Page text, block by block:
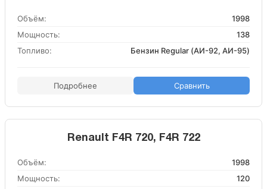
Объём:
1998
Мощность:
138
Топливо:
Бензин Regular (АИ-92, АИ-95)
Подробнее Сравнить
Renault F4R 720, F4R 722
Объём:
1998
Мощность:
120